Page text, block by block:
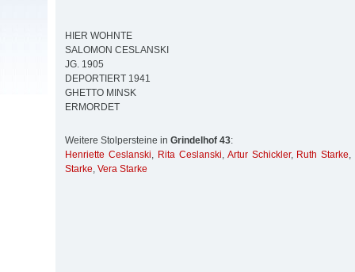
HIER WOHNTE
SALOMON CESLANSKI
JG. 1905
DEPORTIERT 1941
GHETTO MINSK
ERMORDET
Weitere Stolpersteine in Grindelhof 43:
Henriette Ceslanski, Rita Ceslanski, Artur Schickler, Ruth Starke,
Starke, Vera Starke